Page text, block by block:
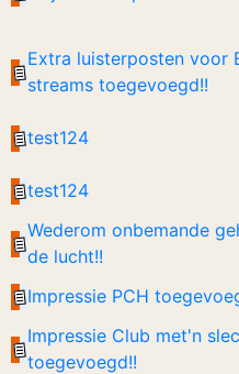
Extra luisterposten voor
streams toegevoegd!!
test124
test124
Wederom onbemande
de lucht!!
Impressie PCH
Impressie Club met'n
toegevoegd!!